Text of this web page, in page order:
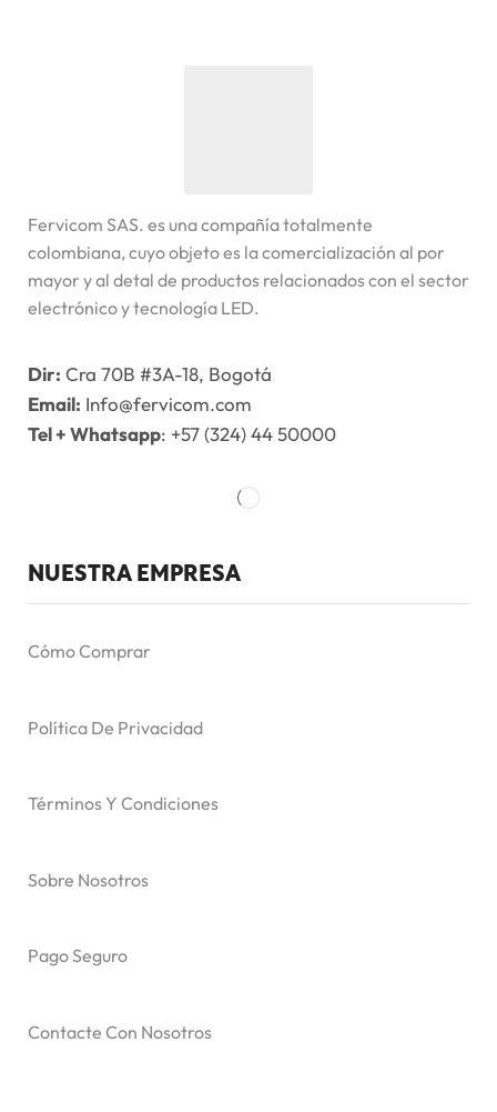
Fervicom SAS. es una compañía totalmente
colombiana, cuyo objeto es la comercialización al por
mayor y al detal de productos relacionados con el sector
electrónico y tecnología LED.
Dir: Cra 70B #3A-18, Bogotá
Email: Info@fervicom.com
Tel + Whatsapp: +57 (324) 44 50000
NUESTRA EMPRESA
Cómo Comprar
Política De Privacidad
Términos Y Condiciones
Sobre Nosotros
Pago Seguro
Contacte Con Nosotros